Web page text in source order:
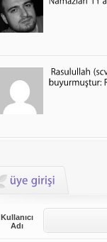
Kullanıcı
Adı